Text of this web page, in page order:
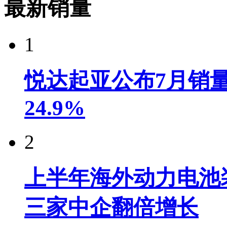
最新销量
1
悦达起亚公布7月销
24.9%
2
上半年海外动力电
三家中企翻倍增长